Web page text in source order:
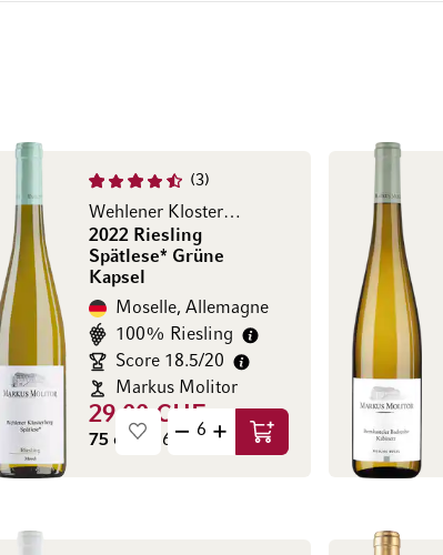
3
Wehlener Klosterberg
2022 Riesling
Spätlese* Grüne
Kapsel
Moselle, Allemagne
100% Riesling
Score 18.5/20
Markus Molitor
29.00 CHF
75 cl (38.67 CHF / l) Ajouter au panier